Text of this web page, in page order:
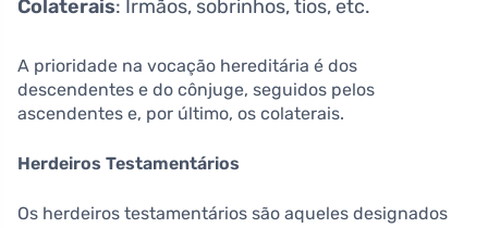
Colaterais: Irmãos, sobrinhos, tios, etc.
A prioridade na vocação hereditária é dos
descendentes e do cônjuge, seguidos pelos
ascendentes e, por último, os colaterais.
Herdeiros Testamentários
Os herdeiros testamentários são aqueles designados